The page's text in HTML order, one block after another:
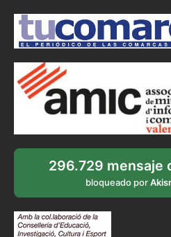
296.729 mensaje
bloqueado por